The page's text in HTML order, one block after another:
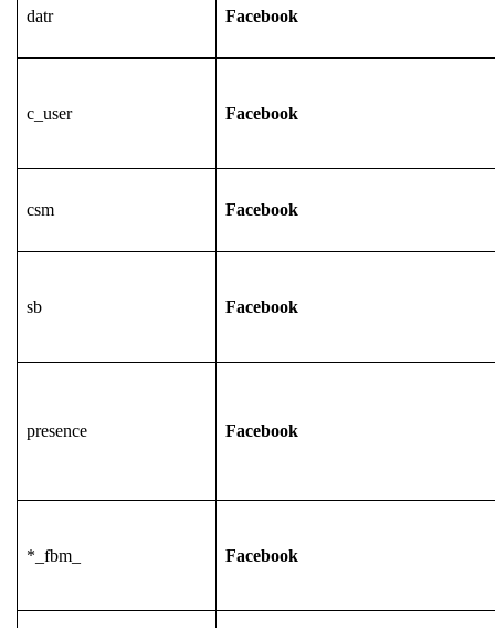
datr Facebook
c_user Facebook
csm Facebook
sb Facebook
presence Facebook
*_fbm_ Facebook